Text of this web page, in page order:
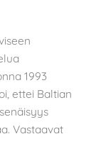
1993
ettei Baltian
Vastaavat